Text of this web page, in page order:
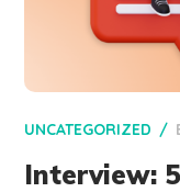
UNCATEGORIZED
Interview: